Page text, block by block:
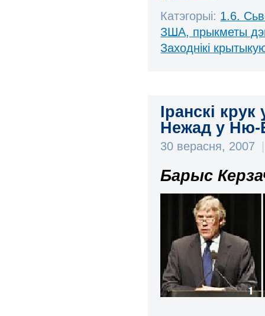
Катэгорыі: 1.6.
ЗША, прыкметы
Заходнікі
Іранскі
Нежад у Ню-
30 верасня, 2007 |
Барыс